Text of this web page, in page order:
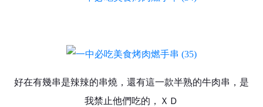
好在有幾串是辣辣的串燒，還有這一款半熟的牛肉串，是
我禁止他們吃的，ＸＤ